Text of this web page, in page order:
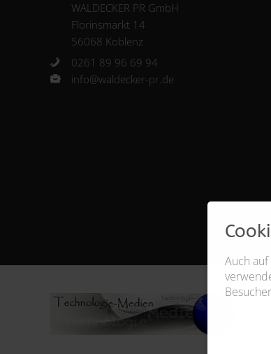
WALDECKER PR GmbH
Florinsmarkt 14
56068 Koblenz
0261 89 96 69 94
info@waldecker-pr.de
Auch